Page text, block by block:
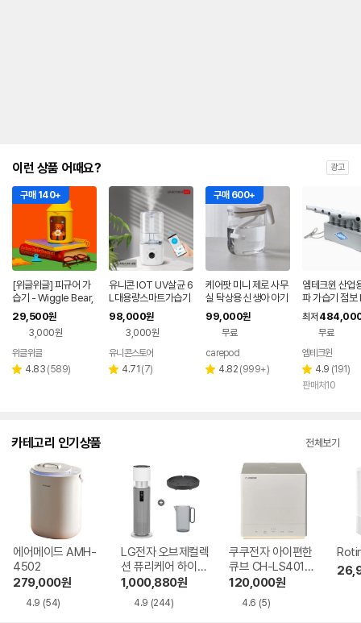
이런 상품 어때요? 광고
구매 140+
[위글위글] 피규어 가
습기 - Wiggle Bear,
미니 소형 사무실 탁상
용
29,500원
3,000원
페이
위글위글
별 4.83 리
(589)
유니콘 IOT UV살균 6
L대용량스마트가습기
IOT 앱연동 WIFI어플
연동 리모컨지원 TL-
HM60V
98,000원
3,000원
유니콘스토어
별 4.71 리
(7)
구매 600+
케어팟 미니 제로 사무
실 탁상용 신생아 아기
가습기 MS021P
99,000원
무료
carepod
별 4.82 리
(999+)
엠테크윈 산업
파 가습기 점
01A
최저
무료
엠테크윈
별
점
4.9 리
뷰
(191)
판매처10
카테고리 인기상품 전체보기
에어메이드 AMH-
4502
279,000원
4.9 (54)
LG전자 오브제컬렉
션 퓨리케어 하이드
로타워 HY705RS
UABM
1,000,880원
4.9 (244)
쿠쿠전자 아이편한
큐브 CH-LS401F
W
120,000원
4.6 (5)